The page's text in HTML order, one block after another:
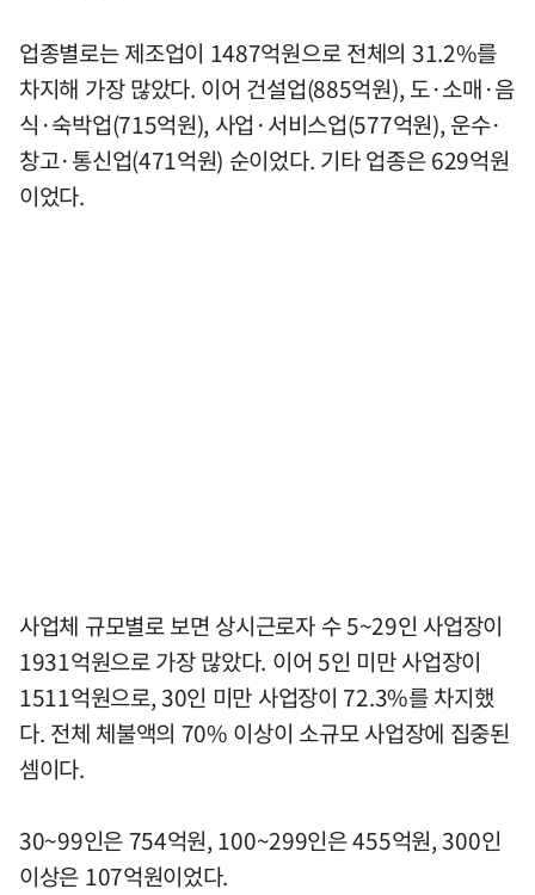
업종별로는 제조업이 1487억원으로 전체의 31.2%를
차지해 가장 많았다. 이어 건설업(885억원), 도·소매·음
식·숙박업(715억원), 사업·서비스업(577억원), 운수·
창고·통신업(471억원) 순이었다. 기타 업종은 629억원
이었다.
사업체 규모별로 보면 상시근로자 수 5~29인 사업장이
1931억원으로 가장 많았다. 이어 5인 미만 사업장이
1511억원으로, 30인 미만 사업장이 72.3%를 차지했
다. 전체 체불액의 70% 이상이 소규모 사업장에 집중된
셈이다.
30~99인은 754억원, 100~299인은 455억원, 300인
이상은 107억원이었다.